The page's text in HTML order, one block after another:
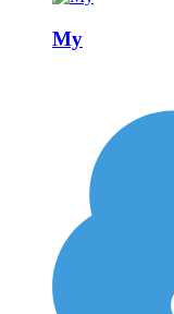
My